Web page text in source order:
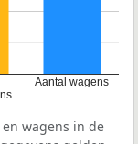
Aantal wagens
wagens in de